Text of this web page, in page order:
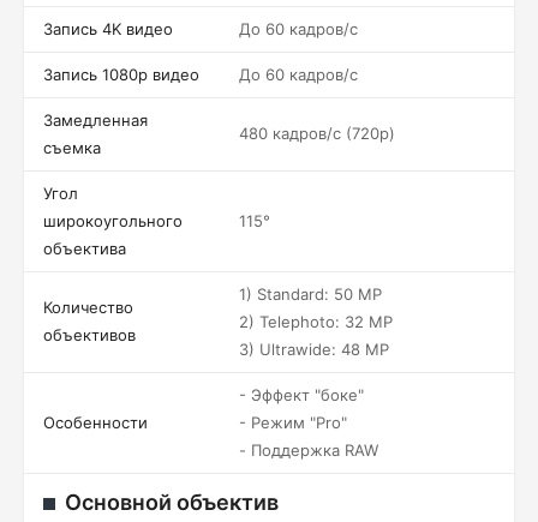
Запись 4K видео До 60 кадров/c
Запись 1080p видео До 60 кадров/c
Замедленная
съемка
480 кадров/c (720p)
Угол
широкоугольного
объектива
115°
Количество
объективов
1) Standard: 50 MP
2) Telephoto: 32 MP
3) Ultrawide: 48 MP
Особенности
- Эффект "боке"
- Режим "Pro"
- Поддержка RAW
Основной объектив